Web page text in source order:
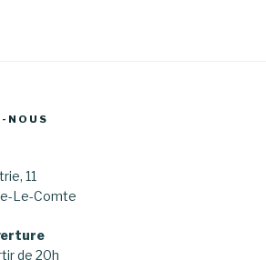
NOUS
11
Le-Comte
de 20h